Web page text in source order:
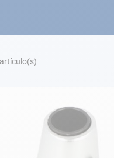
artículo(s)